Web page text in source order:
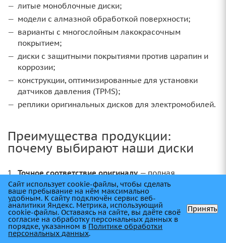
литые моноблочные диски;
модели с алмазной обработкой поверхности;
варианты с многослойным лакокрасочным
покрытием;
диски с защитными покрытиями против царапин и
коррозии;
конструкции, оптимизированные для установки
датчиков давления (TPMS);
реплики оригинальных дисков для электромобилей.
Преимущества продукции:
почему выбирают наши диски
Точное соответствие оригиналу— полная
идентичность дизайна, параметров и маркировки.
Соблюдение заводских допусков— соответствие по
разболтовке, вылету, центровочному отверстию.
Доступная цена— на 30–50% дешевле
оригинальных дисков при сопоставимом качестве.
Сайт использует cookie-файлы, чтобы сделать
ваше пребывание на нём максимально
удобным. К cайту подключён сервис веб-
аналитики Яндекс. Метрика, использующий
cookie-файлы. Оставаясь на сайте, вы даёте своё
согласие на обработку персональных данных в
порядке, указанном вПолитике обработки
персональных данных.
Принять